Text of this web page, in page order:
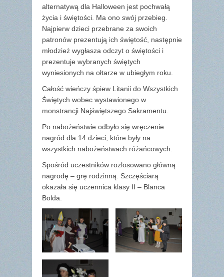
alternatywą dla Halloween jest pochwałą
życia i świętości. Ma ono swój przebieg.
Najpierw dzieci przebrane za swoich
patronów prezentują ich świętość, następnie
młodzież wygłasza odczyt o świętości i
prezentuje wybranych świętych
wyniesionych na ołtarze w ubiegłym roku.
Całość wieńczy śpiew Litanii do Wszystkich
Świętych wobec wystawionego w
monstrancji Najświętszego Sakramentu.
Po nabożeństwie odbyło się wręczenie
nagród dla 14 dzieci, które były na
wszystkich nabożeństwach różańcowych.
Spośród uczestników rozlosowano główną
nagrodę – grę rodzinną. Szczęściarą
okazała się uczennica klasy II – Blanca
Bolda.